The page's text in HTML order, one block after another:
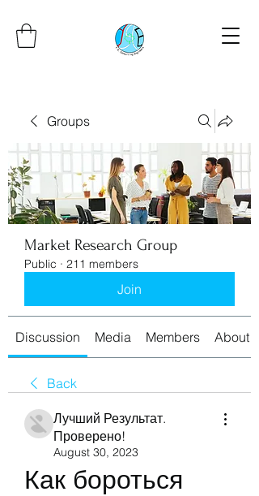
Groups
Market Research Group
Public · 211 members
Join
Discussion Media Members About
Back
Лучший Результат.
Проверено!
August 30, 2023
Как бороться